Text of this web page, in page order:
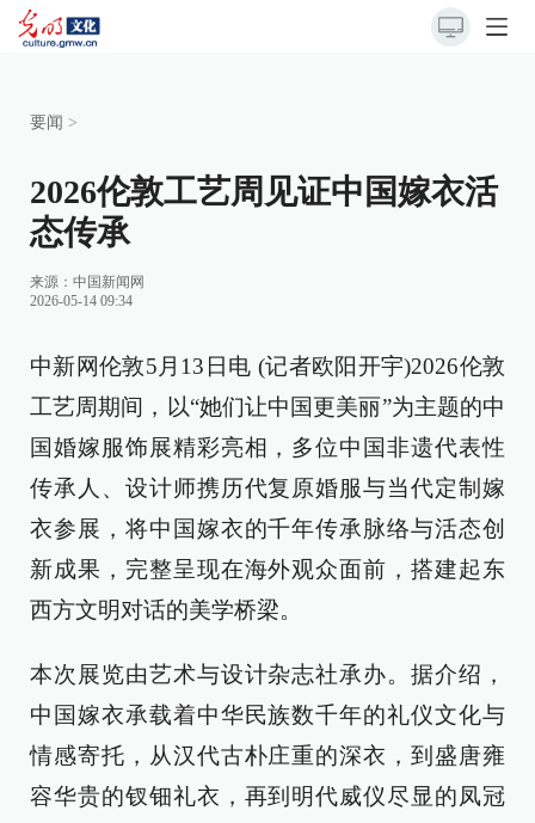
要闻 >
2026伦敦工艺周见证中国嫁衣活
态传承
来源： 中国新闻网
2026-05-14 09:34
中新网伦敦5月13日电 (记者欧阳开宇)2026伦敦
工艺周期间，以“她们让中国更美丽”为主题的中
国婚嫁服饰展精彩亮相，多位中国非遗代表性
传承人、设计师携历代复原婚服与当代定制嫁
衣参展，将中国嫁衣的千年传承脉络与活态创
新成果，完整呈现在海外观众面前，搭建起东
西方文明对话的美学桥梁。
本次展览由艺术与设计杂志社承办。据介绍，
中国嫁衣承载着中华民族数千年的礼仪文化与
情感寄托，从汉代古朴庄重的深衣，到盛唐雍
容华贵的钗钿礼衣，再到明代威仪尽显的凤冠